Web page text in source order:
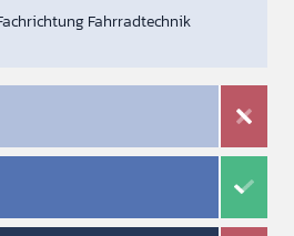
Fahrradtechnik